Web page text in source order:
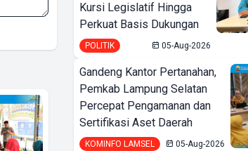
Kursi Legislatif Hingga
Perkuat Basis Dukungan
POLITIK 05-Aug-2026
Gandeng Kantor Pertanahan,
Pemkab Lampung Selatan
Percepat Pengamanan dan
Sertifikasi Aset Daerah
KOMINFO LAMSEL 05-Aug-2026